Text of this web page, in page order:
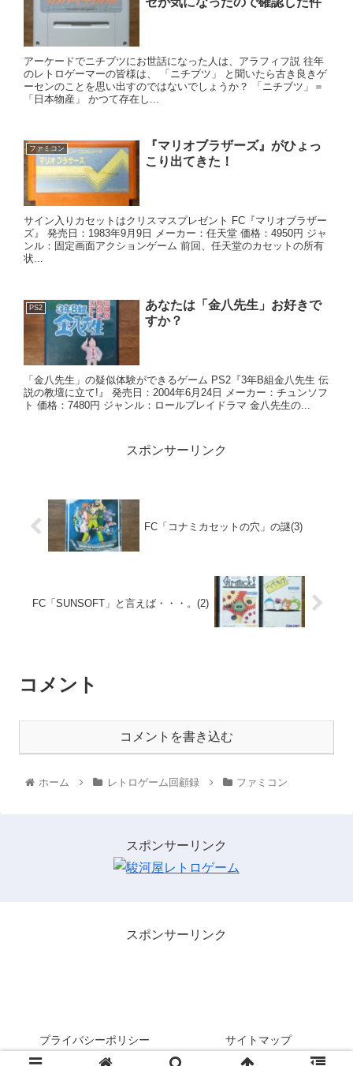
アーケードでニチブツにお世話になった人は、アラフィフ説 往年
のレトロゲーマーの皆様は、 「ニチブツ」 と聞いたら古き良きゲ
ーセンのことを思い出すのではないでしょうか？ 「ニチブツ」＝
「日本物産」 かつて存在し...
ファミコン
『マリオブラザーズ』がひょっ
こり出てきた！
サイン入りカセットはクリスマスプレゼント FC『マリオブラザー
ズ』 発売日：1983年9月9日 メーカー：任天堂 価格：4950円 ジャ
ンル：固定画面アクションゲーム 前回、任天堂のカセットの所有
状...
PS2
あなたは「金八先生」お好きで
すか？
「金八先生」の疑似体験ができるゲーム PS2『3年B組金八先生 伝
説の教壇に立て!』 発売日：2004年6月24日 メーカー：チュンソフ
ト 価格：7480円 ジャンル：ロールプレイドラマ 金八先生の...
スポンサーリンク
FC「コナミカセットの穴」の謎(3)
FC「SUNSOFT」と言えば・・・。(2)
コメント
コメントを書き込む
ホーム レトロゲーム回顧録 ファミコン
スポンサーリンク
スポンサーリンク
プライバシーポリシー サイトマップ